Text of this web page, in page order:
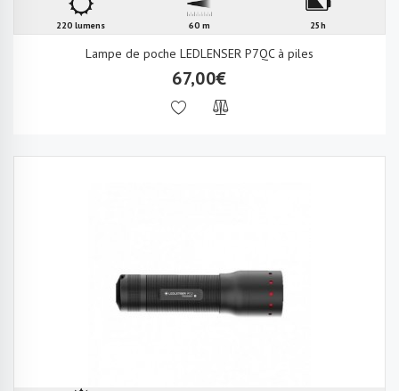
220 lumens 60 m 25h
Lampe de poche LEDLENSER P7QC à piles
67,00€